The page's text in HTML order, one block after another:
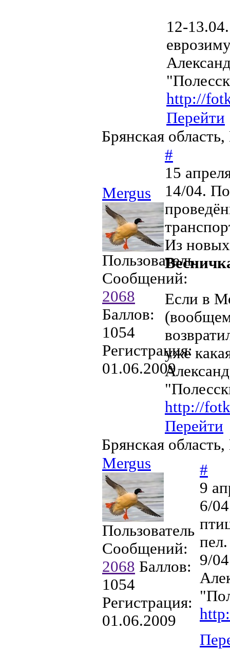
12-
http://
Перейти
Брянская
Mergus
Пользователь
Сообщений:
2068
Баллов:
1054
Регистрация:
01.06.2009
#
15
14/04.
Из
Если в
уже
http://
Перейти
Брянская
Mergus
Пользователь
Сообщений:
2068 Баллов:
1054
Регистрация:
01.06.2009
#
9
6/
пел.
9/